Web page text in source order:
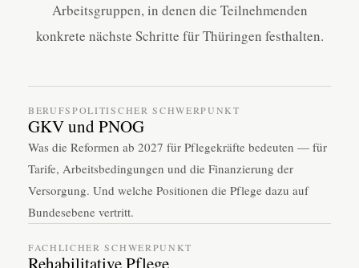
Arbeitsgruppen, in denen die Teilnehmenden
konkrete nächste Schritte für Thüringen festhalten.
BERUFSPOLITISCHER SCHWERPUNKT
GKV und PNOG
Was die Reformen ab 2027 für Pflegekräfte bedeuten — für
Tarife, Arbeitsbedingungen und die Finanzierung der
Versorgung. Und welche Positionen die Pflege dazu auf
Bundesebene vertritt.
FACHLICHER SCHWERPUNKT
Rehabilitative Pflege